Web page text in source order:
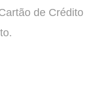
de Crédito